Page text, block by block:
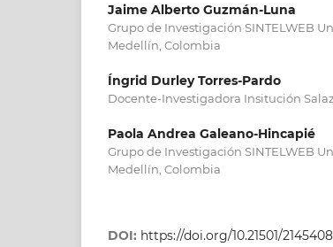
Jaime Alberto Guzmán-Luna
Grupo de Investigación SINTELWEB
Medellín, Colombia
Íngrid Durley Torres-Pardo
Docente-Investigadora Insitución
Paola Andrea Galeano-Hincapié
Grupo de Investigación SINTELWEB
Medellín, Colombia
DOI: https://doi.org/10.21501/